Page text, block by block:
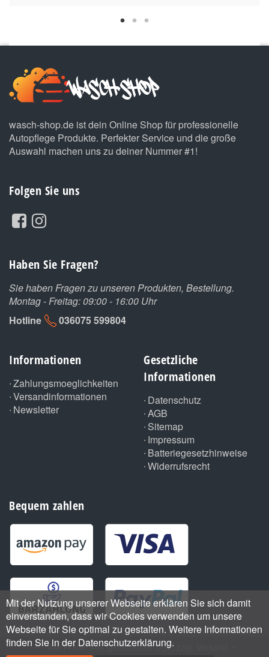
wasch-shop.de ist dein Online Shop für professionelle
Autopflege Produkte. Perfekter Service und die große
Auswahl machen uns zu deiner Nummer #1!
Folgen Sie uns
Haben Sie Fragen?
Sie haben Fragen zu unseren Produkten, Bestellung.
Montag - Freitag: 09:00 - 16:00 Uhr
Hotline
036075 599804
Informationen
Zahlungsmoeglichkeiten
Versandinformationen
Newsletter
Gesetzliche
Informationen
Datenschutz
AGB
Sitemap
Impressum
Batteriegesetzhinweise
Widerrufsrecht
Bequem zahlen
•*Alle Preise inkl. gesetzlicher USt., zzgl.
Mit der Nutzung unserer Webseite erklären Sie sich damit
einverstanden, dass wir Cookies verwenden um unsere
Webseite für Sie optimal zu gestalten. Weitere Informationen
finden Sie in der Datenschutzerklärung.